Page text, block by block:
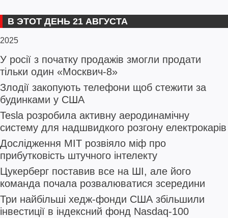
В ЭТОТ ДЕНЬ 21 АВГУСТА
2025
У росії з початку продажів змогли продати
тільки один «Москвич-8»
Злодії закопують телефони щоб стежити за
будинками у США
Tesla розробила активну аеродинамічну
систему для надшвидкого розгону електрокарів
Дослідження MIT розвіяло міф про
прибутковість штучного інтелекту
Цукерберг поставив все на ШІ, але його
команда почала розвалюватися зсередини
Три найбільші хедж-фонди США збільшили
інвестиції в індексний фонд Nasdaq-100